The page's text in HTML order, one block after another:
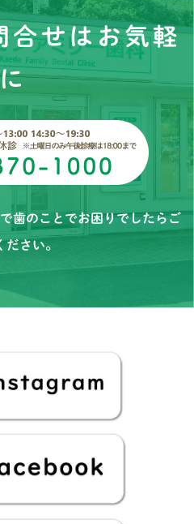
合せはお気軽
歯のことでお困りでしたらご
ださい。